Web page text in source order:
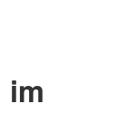
im